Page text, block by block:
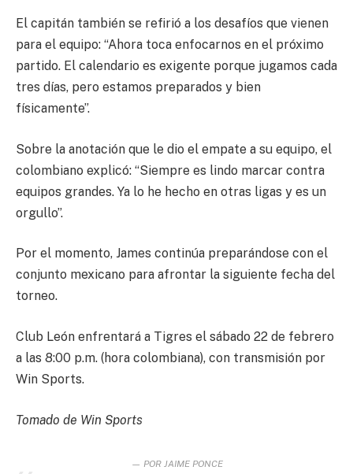
El capitán también se refirió a los desafíos que vienen
para el equipo: “Ahora toca enfocarnos en el próximo
partido. El calendario es exigente porque jugamos cada
tres días, pero estamos preparados y bien
físicamente”.
Sobre la anotación que le dio el empate a su equipo, el
colombiano explicó: “Siempre es lindo marcar contra
equipos grandes. Ya lo he hecho en otras ligas y es un
orgullo”.
Por el momento, James continúa preparándose con el
conjunto mexicano para afrontar la siguiente fecha del
torneo.
Club León enfrentará a Tigres el sábado 22 de febrero
a las 8:00 p.m. (hora colombiana), con transmisión por
Win Sports.
Tomado de Win Sports
POR JAIME PONCE